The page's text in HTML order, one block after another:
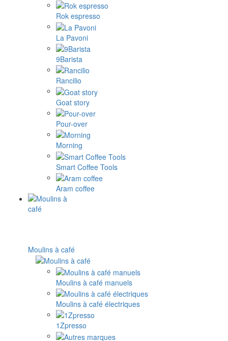
Rok espresso
La Pavoni
9Barista
Rancilio
Goat story
Pour-over
Morning
Smart Coffee Tools
Aram coffee
Moulins à café
Moulins à café manuels
Moulins à café électriques
1Zpresso